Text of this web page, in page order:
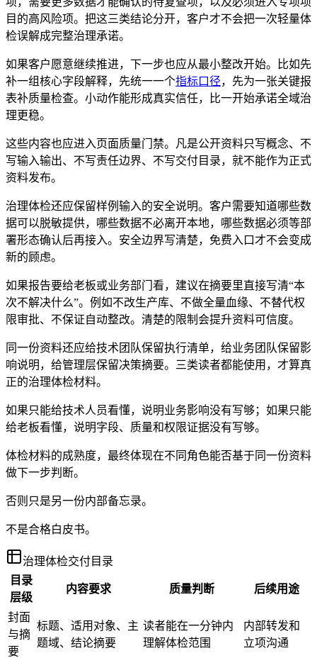
目的高风险项。把这三类结论分开，客户才不会把一次轻量体
检误解成完整治理承诺。
如果客户愿意继续推进，下一步也应从最小整改开始。比如先
补一组核心字段解释，先统一一个指标口径，先为一张关键报
表补质量检查。小动作能形成真实信任，比一开始承诺全域治
理更稳。
这些内容也应进入页面质量门禁。凡是公开资料只写概念、不
写输入输出、不写责任边界、不写交付目录，就不能作为正式
资料发布。
治理体检还应保留样例输入的安全说明。客户需要知道哪些数
据可以脱敏提供，哪些数据不必离开本地，哪些数据必须等部
署形态确认后再接入。安全边界写清楚，免费入口才不会变成
新的顾虑。
如果报告要给老板或业务部门看，建议在摘要里直接写清“本
次不解决什么”。例如不改生产库、不做全量血缘、不替代权
限审批、不保证自动整改。清楚的限制会提升资料可信度。
同一份资料还应给技术团队保留执行清单，给业务团队保留影
响说明，给管理层保留决策摘要。三类读者都能使用，才算真
正的治理体检材料。
如果只能给技术人员看懂，说明业务影响没有写够；如果只能
给老板看懂，说明字段、质量和权限证据没有写够。
体检材料的成熟度，最终体现在不同角色能否基于同一份资料
做下一步判断。
否则只是另一份内部备忘录。
不是合格白皮书。
治理体检交付目录
目录
层级
内容要求 质量判断 后续用途
封面
与摘
要
标题、适用对象、主
题域、结论摘要
读者能在一分钟内
理解体检范围
内部转发和
立项沟通